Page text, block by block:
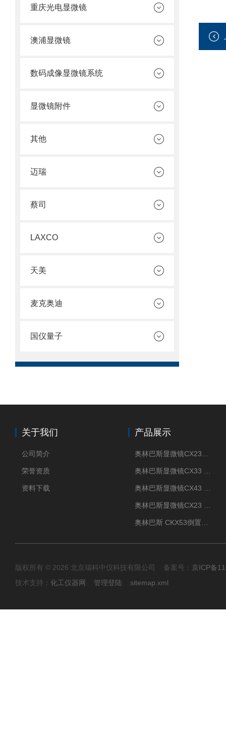
重庆光电显微镜
澳浦显微镜
数码成像显微镜系统
显微镜附件
其他
迈瑞
蔡司
LAXCO
天美
麦克奥迪
国仪量子
关于我们
公司简介
荣誉资质
资料下载
产品展示
版权所有 © 2026 北京瑞科中仪科技有限公司 备案号： 京ICP备
技术支持： 化工仪器网 管理登陆 sitemap.xml